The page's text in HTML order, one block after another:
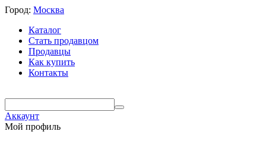
Город: Москва
Каталог
Стать продавцом
Продавцы
Как купить
Контакты
Аккаунт
Мой профиль